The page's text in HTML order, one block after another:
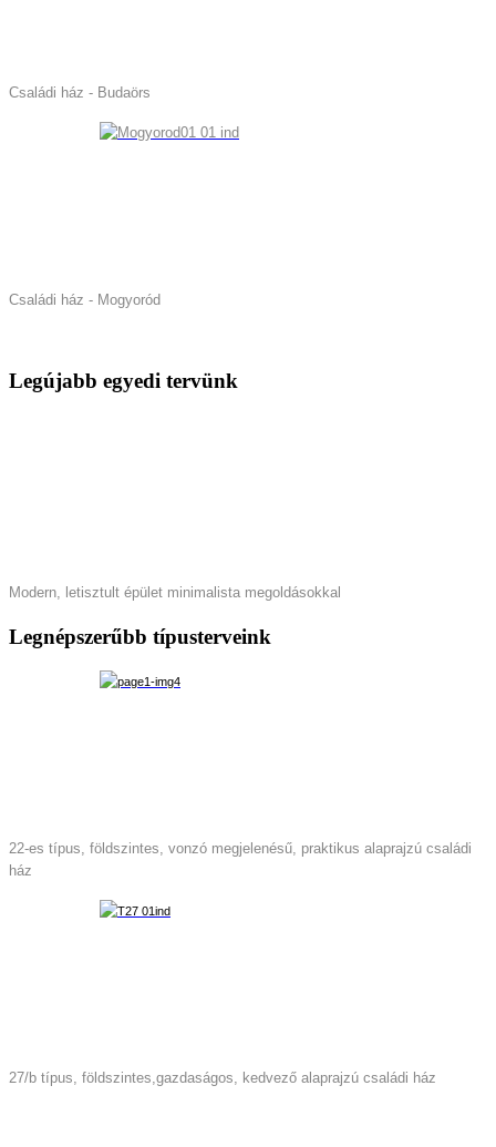
Családi ház - Budaörs
Családi ház - Mogyoród
Legújabb egyedi tervünk
Modern, letisztult épület minimalista megoldásokkal
Legnépszerűbb típusterveink
22-es típus, földszintes, vonzó megjelenésű, praktikus alaprajzú családi
ház
27/b típus, földszintes,gazdaságos, kedvező alaprajzú családi ház